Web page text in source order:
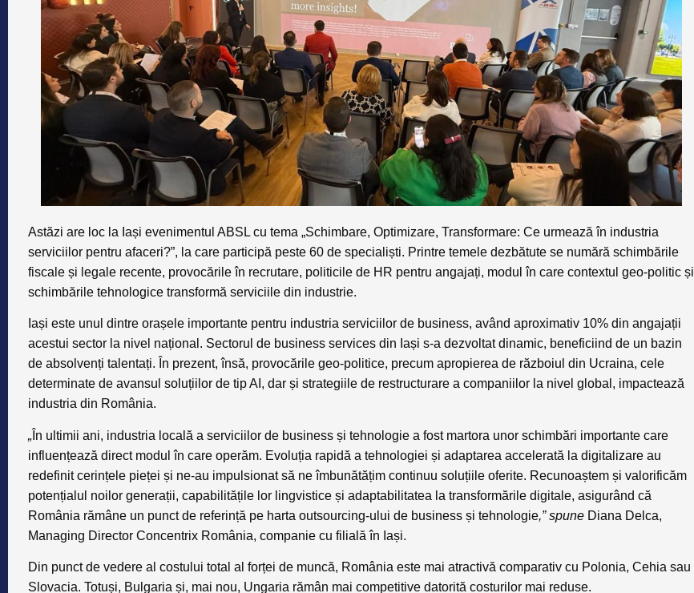
Astăzi are loc la Iași evenimentul ABSL cu tema „Schimbare, Optimizare, Transformare: Ce urmează în industria
serviciilor pentru afaceri?”, la care participă peste 60 de specialiști. Printre temele dezbătute se numără schimbările
fiscale și legale recente, provocările în recrutare, politicile de HR pentru angajați, modul în care contextul geo-politic și
schimbările tehnologice transformă serviciile din industrie.
Iași este unul dintre orașele importante pentru industria serviciilor de business, având aproximativ 10% din angajații
acestui sector la nivel național. Sectorul de business services din Iași s-a dezvoltat dinamic, beneficiind de un bazin
de absolvenți talentați. În prezent, însă, provocările geo-politice, precum apropierea de războiul din Ucraina, cele
determinate de avansul soluțiilor de tip AI, dar și strategiile de restructurare a companiilor la nivel global, impactează
industria din România.
„ În ultimii ani, industria locală a serviciilor de business și tehnologie a fost martora unor schimbări importante care
influențează direct modul în care operăm. Evoluția rapidă a tehnologiei și adaptarea accelerată la digitalizare au
redefinit cerințele pieței și ne-au impulsionat să ne îmbunătățim continuu soluțiile oferite. Recunoaștem și valorificăm
potențialul noilor generații, capabilitățile lor lingvistice și adaptabilitatea la transformările digitale, asigurând că
România rămâne un punct de referință pe harta outsourcing-ului de business și tehnologie,” spune Diana Delca,
Managing Director Concentrix România, companie cu filială în Iași.
Din punct de vedere al costului total al forței de muncă, România este mai atractivă comparativ cu Polonia, Cehia sau
Slovacia. Totuși, Bulgaria și, mai nou, Ungaria rămân mai competitive datorită costurilor mai reduse.